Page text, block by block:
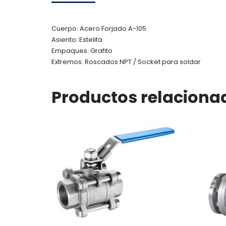
Cuerpo: Acero Forjado A-105
Asiento: Estelita
Empaques: Grafito
Extremos: Roscados NPT / Socket para soldar
Productos